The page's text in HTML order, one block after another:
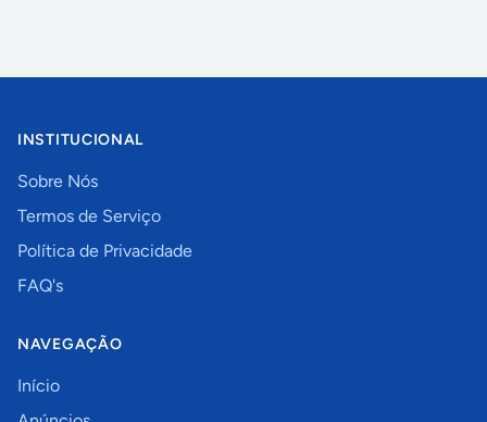
INSTITUCIONAL
Sobre Nós
Termos de Serviço
Política de Privacidade
FAQ's
NAVEGAÇÃO
Início